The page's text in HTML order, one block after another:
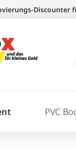
Discounter
PVC